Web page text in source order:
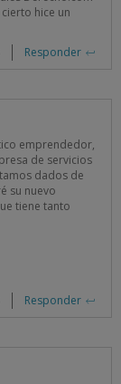
hice un
Responder
emprendedor,
de servicios
dados de
su nuevo
tiene tanto
Responder